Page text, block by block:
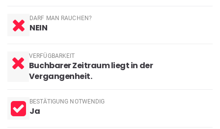
DARF MAN RAUCHEN?
NEIN
VERFÜGBARKEIT
Buchbarer Zeitraum liegt in der
Vergangenheit.
BESTÄTIGUNG NOTWENDIG
Ja